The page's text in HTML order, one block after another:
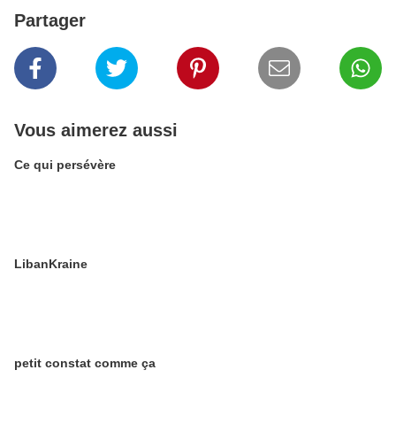
Partager
Vous aimerez aussi
Ce qui persévère
LibanKraine
petit constat comme ça